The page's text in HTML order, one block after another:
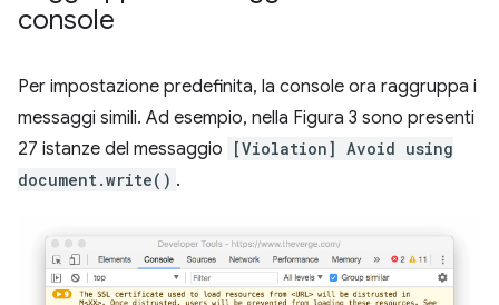
console
Per impostazione predefinita, la console ora raggruppa i
messaggi simili. Ad esempio, nella Figura 3 sono presenti
27 istanze del messaggio
[Violation] Avoid using
document.write() .